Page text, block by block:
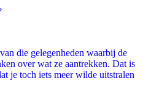
die gelegenheden waarbij de
over wat ze aantrekken. Dat is
je toch iets meer wilde uitstralen